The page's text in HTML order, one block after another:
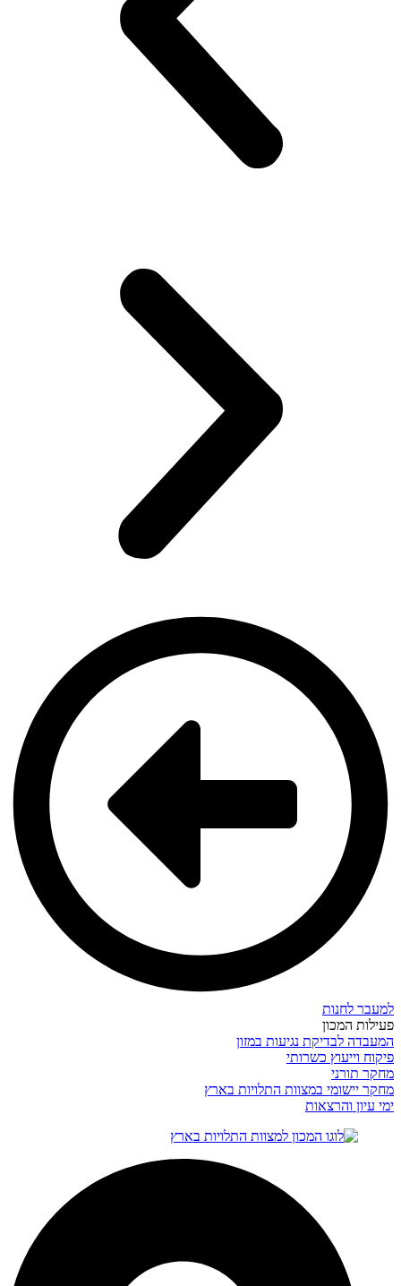
למעבר לחנות
פעילות המכון
המעבדה לבדיקת נגיעות במזון
פיקוח וייעוץ כשרותי
מחקר תורני
מחקר יישומי במצוות התלויות בארץ
ימי עיון והרצאות